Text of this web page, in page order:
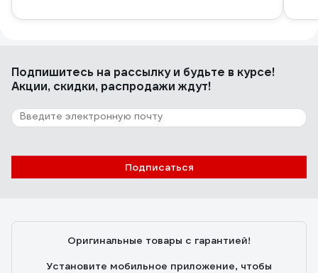
Подпишитесь на рассылкуи будьте в курсе!
Акции, скидки, распродажи ждут!
Подписаться
Оригинальные товары с гарантией!
Установите мобильное приложение, чтобы